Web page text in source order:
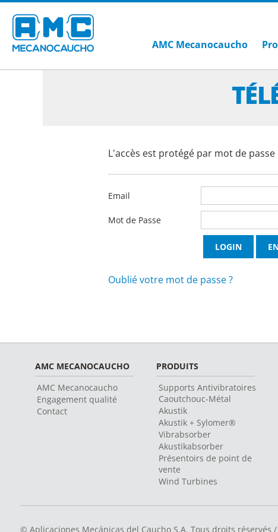
AMC Mecanocaucho
L'accès est protégé par mot de
Email
Mot de Passe
Oublié votre mot de passe ?
AMC MECANOCAUCHO
AMC Mecanocaucho
Engagement qualité
Contact
PRODUITS
Supports Antivibratoires
Caoutchouc-Métal
Akustik
Akustik + Sylomer®
Vibrabsorber
Akustikabsorber
Présentoirs de point de
vente
Wind Turbines
© Aplicaciones Mecánicas del Caucho S.A. Tous droits réservés /